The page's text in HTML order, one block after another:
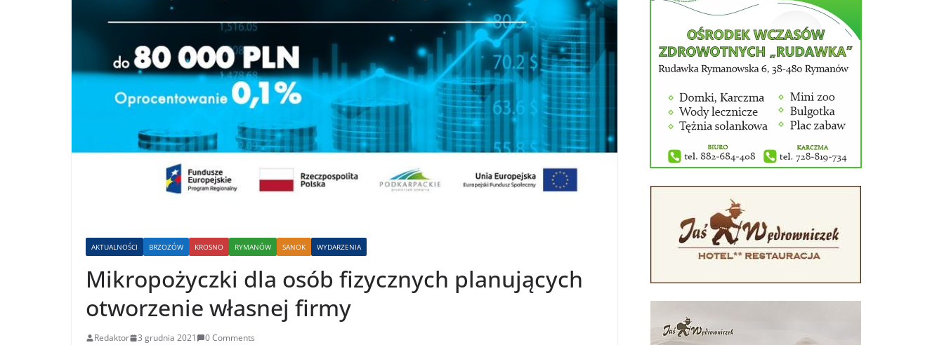
AKTUALNOŚCI BRZOZÓW KROSNO RYMANÓW SANOK WYDARZENIA
Mikropożyczki dla osób fizycznych planujących
otworzenie własnej firmy
Redaktor 3 grudnia 2021 0 Comments